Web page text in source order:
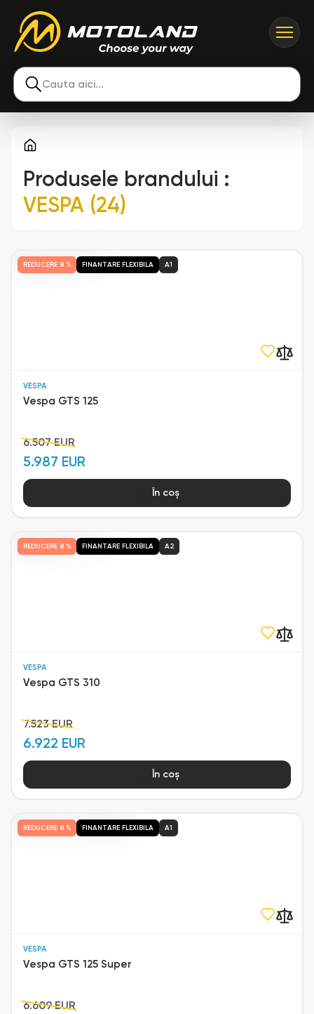
Cauta aici...
Produsele brandului :
VESPA (24)
VESPA
Vespa GTS 125
6.507 EUR
5.987 EUR
REDUCERE 8 % FINANTARE FLEXIBILA A1
În coș
VESPA
Vespa GTS 310
7.523 EUR
6.922 EUR
REDUCERE 8 % FINANTARE FLEXIBILA A2
În coș
VESPA
Vespa GTS 125 Super
6.609 EUR
REDUCERE 8 % FINANTARE FLEXIBILA A1